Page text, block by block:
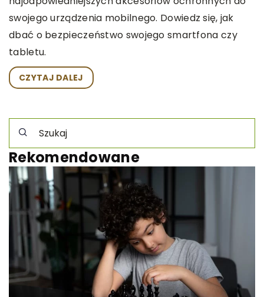
swojego urządzenia mobilnego. Dowiedz się, jak
dbać o bezpieczeństwo swojego smartfona czy
tabletu.
CZYTAJ DALEJ
Rekomendowane